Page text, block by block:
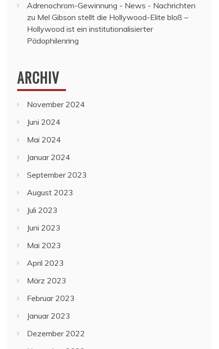
Adrenochrom-Gewinnung - News - Nachrichten
zu Mel Gibson stellt die Hollywood-Elite bloß –
Hollywood ist ein institutionalisierter
Pädophilenring
ARCHIV
November 2024
Juni 2024
Mai 2024
Januar 2024
September 2023
August 2023
Juli 2023
Juni 2023
Mai 2023
April 2023
März 2023
Februar 2023
Januar 2023
Dezember 2022